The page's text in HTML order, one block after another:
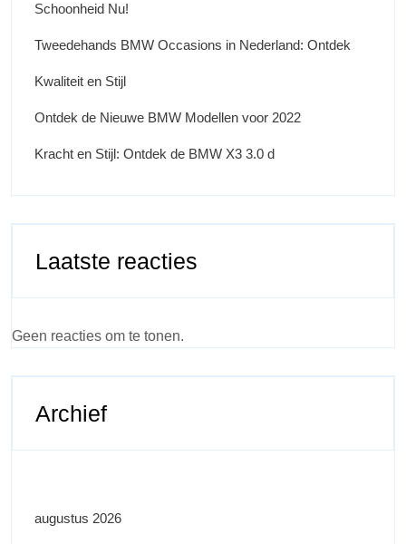
Schoonheid Nu!
Tweedehands BMW Occasions in Nederland: Ontdek
Kwaliteit en Stijl
Ontdek de Nieuwe BMW Modellen voor 2022
Kracht en Stijl: Ontdek de BMW X3 3.0 d
Laatste reacties
Geen reacties om te tonen.
Archief
augustus 2026